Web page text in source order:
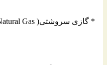
* گازى سروشتی‌( Gas